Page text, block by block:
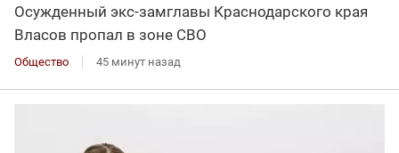
Осужденный экс-замглавы Краснодарского края
Власов пропал в зоне СВО
Общество 45 минут назад